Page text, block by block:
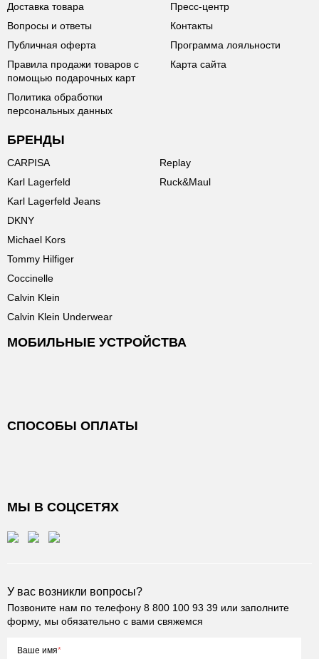
Доставка товара
Вопросы и ответы
Публичная оферта
Правила продажи товаров с
помощью подарочных карт
Политика обработки
персональных данных
Пресс-центр
Контакты
Программа лояльности
Карта сайта
БРЕНДЫ
CARPISA
Karl Lagerfeld
Karl Lagerfeld Jeans
DKNY
Michael Kors
Tommy Hilfiger
Coccinelle
Calvin Klein
Calvin Klein Underwear
Replay
Ruck&Maul
МОБИЛЬНЫЕ УСТРОЙСТВА
СПОСОБЫ ОПЛАТЫ
МЫ В СОЦСЕТЯХ
У вас возникли вопросы?
Позвоните нам по телефону 8 800 100 93 39 или заполните
форму, мы обязательно с вами свяжемся
Ваше имя